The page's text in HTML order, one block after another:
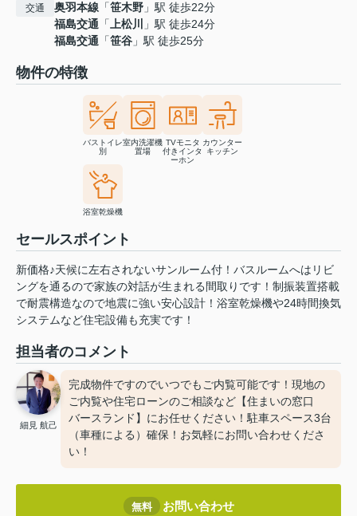
交通 奥羽本線 「笹木野 」駅 徒歩22分
福島交通 「上松川
」駅 徒歩24分
福島交通 「笹谷 」駅 徒歩25分
物件の特徴
バストイレ
別
室内洗濯機
置場
TVモニタ
付きインタ
ーホン
カウンター
キッチン
浴室乾燥機
セールスポイント
新価格♪天候に左右されないサンルーム付！バスルームへはリビ
ングを通るので家族の対話が生まれる間取りです！制振装置搭載
で耐震構造なので地震に強い安心設計！浴室乾燥機や24時間換気
システムなど住宅設備も充実です！
担当者のコメント
細見 航己
完成物件ですのでいつでもご内覧可能です！現地の
ご内覧や住宅ローンのご相談など【住まいの窓口
バースランド】にお任せください！駐車スペース3台
（車種による）確保！お気軽にお問い合わせくださ
い！
無料 お問い合わせ